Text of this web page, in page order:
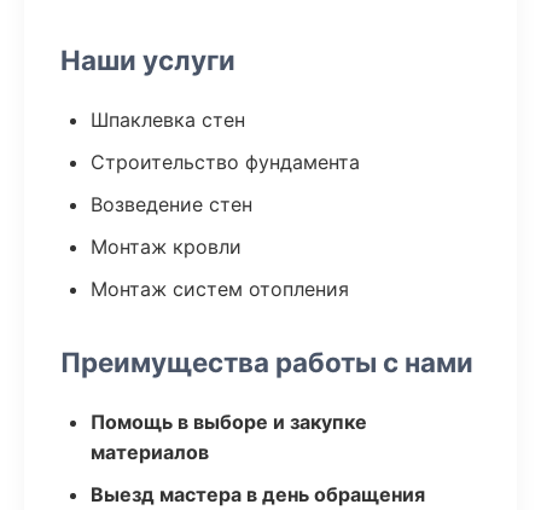
Наши услуги
Шпаклевка стен
Строительство фундамента
Возведение стен
Монтаж кровли
Монтаж систем отопления
Преимущества работы с нами
Помощь в выборе и закупке
материалов
Выезд мастера в день обращения